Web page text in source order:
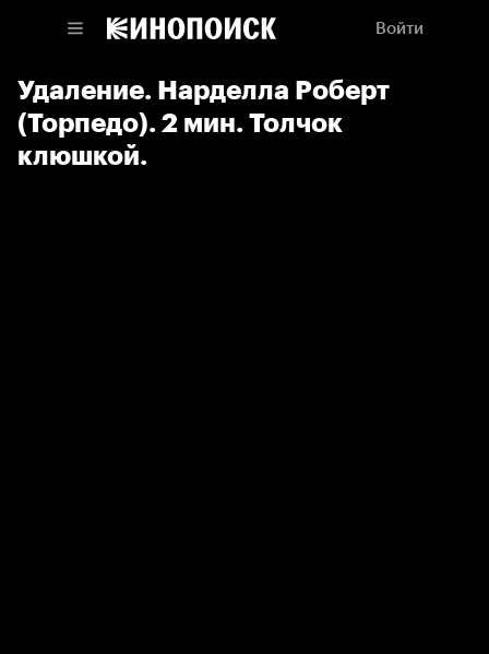
Войти
Удаление. Нарделла Роберт
(Торпедо). 2 мин. Толчок
клюшкой.